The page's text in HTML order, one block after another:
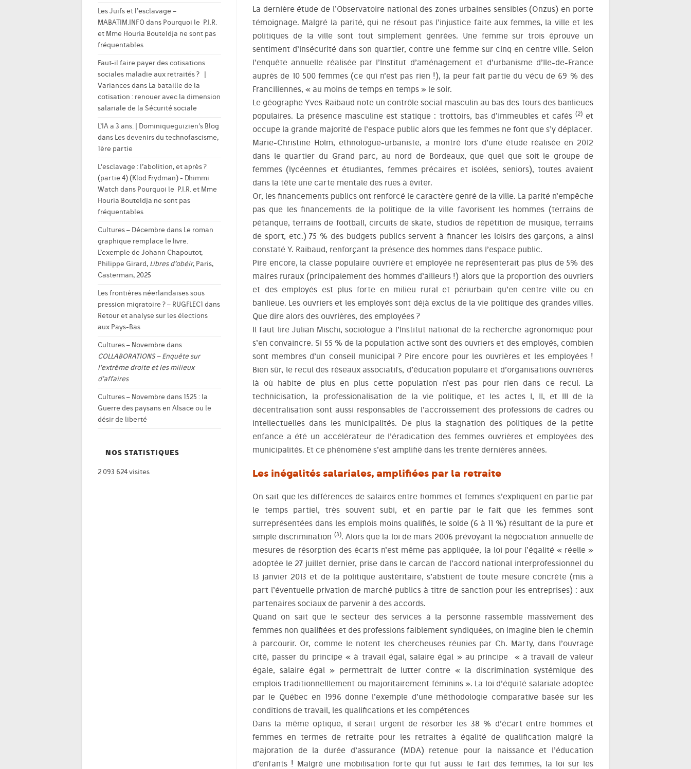
La dernière étude de l’Observatoire national des zones urbaines sensibles (Onzus) en porte
témoignage. Malgré la parité, qui ne résout pas l’injustice faite aux femmes, la ville et les
politiques de la ville sont tout simplement genrées. Une femme sur trois éprouve un
sentiment d’insécurité dans son quartier, contre une femme sur cinq en centre ville. Selon
l’enquête annuelle réalisée par l’Institut d’aménagement et d’urbanisme d’Ile-de-France
auprès de 10 500 femmes (ce qui n’est pas rien !), la peur fait partie du vécu de 69 % des
Franciliennes, « au moins de temps en temps » le soir.
Le géographe Yves Raibaud note un contrôle social masculin au bas des tours des banlieues
populaires. La présence masculine est statique : trottoirs, bas d’immeubles et cafés (2)et
occupe la grande majorité de l’espace public alors que les femmes ne font que s’y déplacer.
Marie-Christine Holm, ethnologue-urbaniste, a montré lors d’une étude réalisée en 2012
dans le quartier du Grand parc, au nord de Bordeaux, que quel que soit le groupe de
femmes (lycéennes et étudiantes, femmes précaires et isolées, seniors), toutes avaient
dans la tête une carte mentale des rues à éviter.
Or, les financements publics ont renforcé le caractère genré de la ville. La parité n’empêche
pas que les financements de la politique de la ville favorisent les hommes (terrains de
pétanque, terrains de football, circuits de skate, studios de répétition de musique, terrains
de sport, etc.) 75 % des budgets publics servent à financer les loisirs des garçons, a ainsi
constaté Y. Raibaud, renforçant la présence des hommes dans l’espace public.
Pire encore, la classe populaire ouvrière et employée ne représenterait pas plus de 5% des
maires ruraux (principalement des hommes d’ailleurs !) alors que la proportion des ouvriers
et des employés est plus forte en milieu rural et périurbain qu’en centre ville ou en
banlieue. Les ouvriers et les employés sont déjà exclus de la vie politique des grandes villes.
Que dire alors des ouvrières, des employées ?
Il faut lire Julian Mischi, sociologue à l’Institut national de la recherche agronomique pour
s’en convaincre. Si 55 % de la population active sont des ouvriers et des employés, combien
sont membres d’un conseil municipal ? Pire encore pour les ouvrières et les employées !
Bien sûr, le recul des réseaux associatifs, d’éducation populaire et d’organisations ouvrières
là où habite de plus en plus cette population n’est pas pour rien dans ce recul. La
technicisation, la professionalisation de la vie politique, et les actes I, II, et III de la
décentralisation sont aussi responsables de l’accroissement des professions de cadres ou
intellectuelles dans les municipalités. De plus la stagnation des politiques de la petite
enfance a été un accélérateur de l’éradication des femmes ouvrières et employées des
municipalités. Et ce phénomène s’est amplifié dans les trente dernières années.
Les inégalités salariales, amplifiées par la retraite
On sait que les différences de salaires entre hommes et femmes s’expliquent en partie par
le temps partiel, très souvent subi, et en partie par le fait que les femmes sont
surreprésentées dans les emplois moins qualifiés, le solde (6 à 11 %) résultant de la pure et
simple discrimination (3). Alors que la loi de mars 2006 prévoyant la négociation annuelle de
mesures de résorption des écarts n’est même pas appliquée, la loi pour l’égalité « réelle »
adoptée le 27 juillet dernier, prise dans le carcan de l’accord national interprofessionnel du
13 janvier 2013 et de la politique austéritaire, s’abstient de toute mesure concrète (mis à
part l’éventuelle privation de marché publics à titre de sanction pour les entreprises) : aux
partenaires sociaux de parvenir à des accords.
Quand on sait que le secteur des services à la personne rassemble massivement des
femmes non qualifiées et des professions faiblement syndiquées, on imagine bien le chemin
à parcourir. Or, comme le notent les chercheuses réunies par Ch. Marty, dans l’ouvrage
cité, passer du principe « à travail égal, salaire égal » au principe « à travail de valeur
égale, salaire égal » permettrait de lutter contre « la discrimination systémique des
emplois traditionnelllement ou majoritairement féminins ». La loi d’équité salariale adoptée
par le Québec en 1996 donne l’exemple d’une méthodologie comparative basée sur les
conditions de travail, les qualifications et les compétences
Dans la même optique, il serait urgent de résorber les 38 % d’écart entre hommes et
femmes en termes de retraite pour les retraites à égalité de qualification malgré la
majoration de la durée d’assurance (MDA) retenue pour la naissance et l’éducation
d’enfants ! Malgré une mobilisation forte qui fut aussi le fait des femmes, la loi sur les
Les Juifs et l’esclavage –
MABATIM.INFO dans Pourquoi le P.I.R.
et Mme Houria Bouteldja ne sont pas
fréquentables
Faut-il faire payer des cotisations
sociales maladie aux retraités ? |
Variancesdans La bataille de la
cotisation : renouer avec la dimension
salariale de la Sécurité sociale
L’IA a 3 ans. | Dominiqueguizien's Blog
dans Les devenirs du technofascisme,
1ère partie
L'esclavage : l’abolition, et après ?
(partie 4) (Klod Frydman) - Dhimmi
Watch dans Pourquoi le P.I.R. et Mme
Houria Bouteldja ne sont pas
fréquentables
Cultures – Décembre dans Le roman
graphique remplace le livre.
L’exemple de Johann Chapoutot,
Philippe Girard, Libres d’obéir, Paris,
Casterman, 2025
Les frontières néerlandaises sous
pression migratoire ? – RUGFLEC1 dans
Retour et analyse sur les élections
aux Pays-Bas
Cultures – Novembre dans
COLLABORATIONS – Enquête sur
l’extrême droite et les milieux
d’affaires
Cultures – Novembre dans 1525 : la
Guerre des paysans en Alsace ou le
désir de liberté
NOS STATISTIQUES
2 093 624 visites